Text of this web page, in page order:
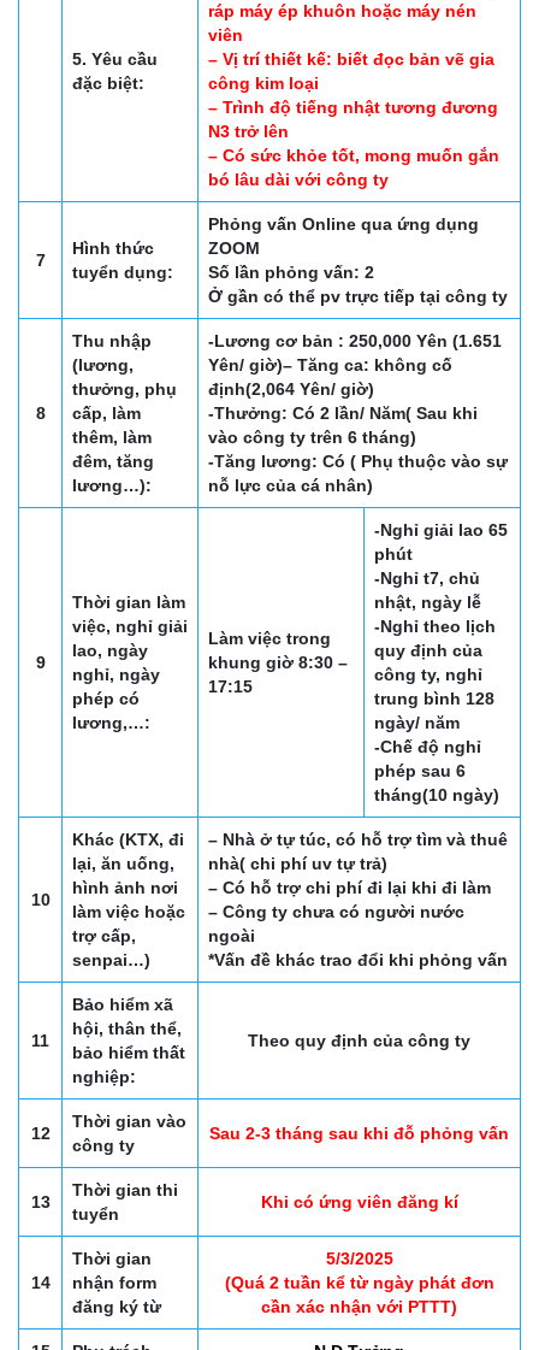
5. Yêu cầu
đặc biệt:
ráp máy ép khuôn hoặc máy nén
viên
– Vị trí thiết kế: biết đọc bản vẽ gia
công kim loại
– Trình độ tiếng nhật tương đương
N3 trở lên
– Có sức khỏe tốt, mong muốn gắn
bó lâu dài với công ty
7
Hình thức
tuyển dụng:
Phỏng vấn Online qua ứng dụng
ZOOM
Số lần phỏng vấn: 2
Ở gần có thể pv trực tiếp tại công ty
8
Thu nhập
(lương,
thưởng, phụ
cấp, làm
thêm, làm
đêm, tăng
lương…):
-Lương cơ bản : 250,000 Yên (1.651
Yên/ giờ)– Tăng ca: không cố
định(2,064 Yên/ giờ)
-Thưởng: Có 2 lần/ Năm( Sau khi
vào công ty trên 6 tháng)
-Tăng lương: Có ( Phụ thuộc vào sự
nỗ lực của cá nhân)
9
Thời gian làm
việc, nghỉ giải
lao, ngày
nghỉ, ngày
phép có
lương,…:
Làm việc trong
khung giờ 8:30 –
17:15
-Nghỉ giải lao 65
phút
-Nghỉ t7, chủ
nhật, ngày lễ
-Nghỉ theo lịch
quy định của
công ty, nghỉ
trung bình 128
ngày/ năm
-Chế độ nghỉ
phép sau 6
tháng(10 ngày)
10
Khác (KTX, đi
lại, ăn uống,
hình ảnh nơi
làm việc hoặc
trợ cấp,
senpai…)
– Nhà ở tự túc, có hỗ trợ tìm và thuê
nhà( chi phí uv tự trả)
– Có hỗ trợ chi phí đi lại khi đi làm
– Công ty chưa có người nước
ngoài
*Vấn đề khác trao đổi khi phỏng vấn
11
Bảo hiểm xã
hội, thân thể,
bảo hiểm thất
nghiệp:
Theo quy định của công ty
12
Thời gian vào
công ty
Sau 2-3 tháng sau khi đỗ phỏng vấn
13
Thời gian thi
tuyển
Khi có ứng viên đăng kí
14
Thời gian
nhận form
đăng ký từ
5/3/2025
(Quá 2 tuần kể từ ngày phát đơn
cần xác nhận với PTTT)